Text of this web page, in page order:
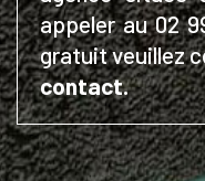
appeler au 02
gratuit veuillez
contact.